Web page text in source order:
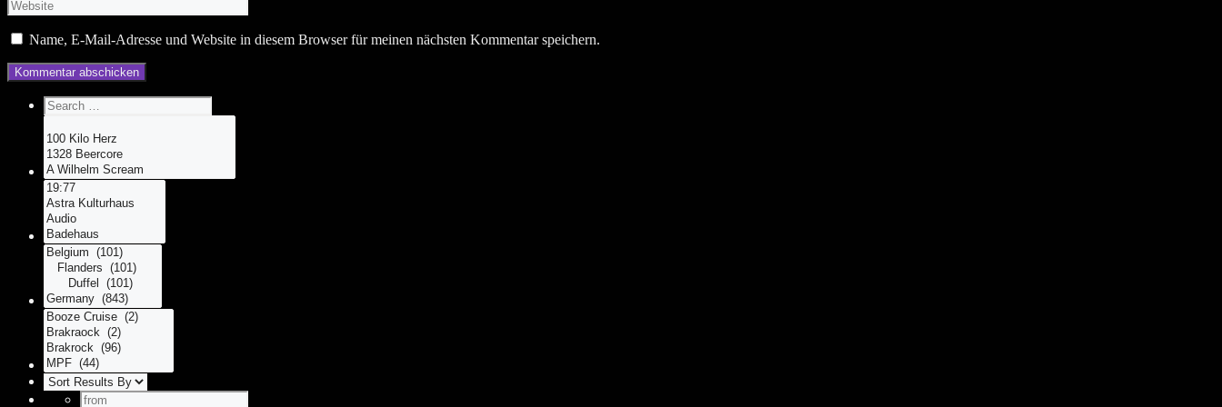
Name, E-Mail-Adresse und Website in diesem Browser für meinen nächsten Kommentar speichern.